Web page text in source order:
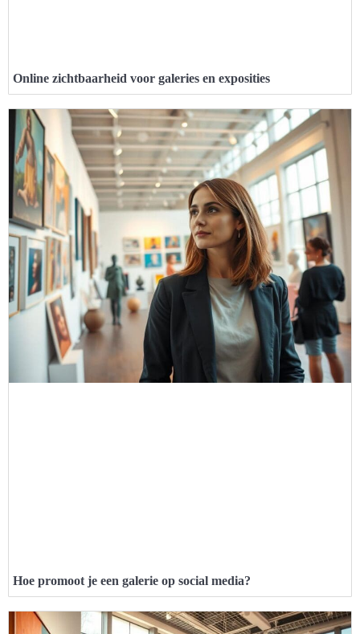
Online zichtbaarheid voor galeries en exposities
Hoe promoot je een galerie op social media?